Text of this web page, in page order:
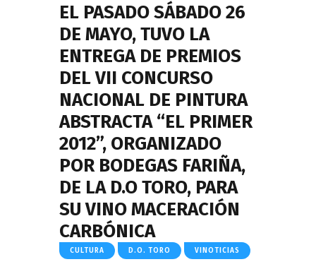
EL PASADO SÁBADO 26
DE MAYO, TUVO LA
ENTREGA DE PREMIOS
DEL VII CONCURSO
NACIONAL DE PINTURA
ABSTRACTA “EL PRIMER
2012”, ORGANIZADO
POR BODEGAS FARIÑA,
DE LA D.O TORO, PARA
SU VINO MACERACIÓN
CARBÓNICA
CULTURA D.O. TORO VINOTICIAS